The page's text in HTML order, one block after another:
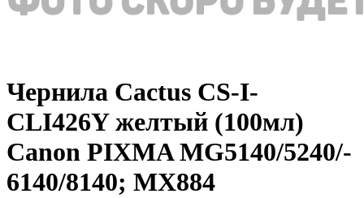
Чернила Cactus CS-I-
CLI426Y желтый (100мл)
Canon PIXMA MG5140/­5240/­
6140/­8140; MX884